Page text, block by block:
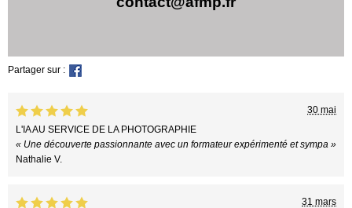
Partager sur :
30 mai
L'IA AU SERVICE DE LA PHOTOGRAPHIE
« Une découverte passionnante avec un formateur expérimenté et sympa »
Nathalie V.
31 mars